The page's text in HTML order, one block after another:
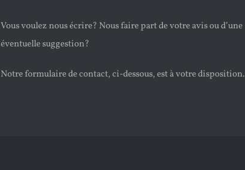
Vous voulez nous écrire? Nous faire part de votre avis ou d’une
éventuelle suggestion?
Notre formulaire de contact, ci-dessous, est à votre disposition.